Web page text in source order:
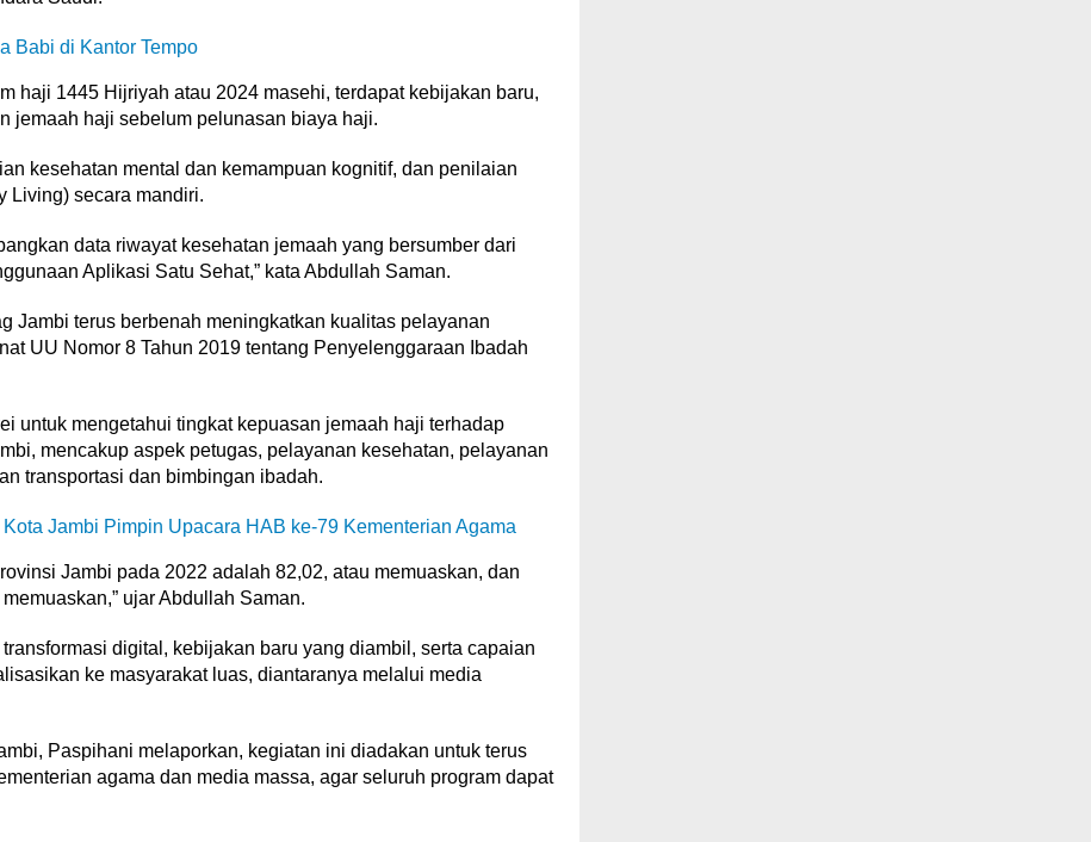
Babi di Kantor Tempo
haji 1445 Hijriyah atau 2024 masehi, terdapat kebijakan baru,
jemaah haji sebelum pelunasan biaya haji.
kesehatan mental dan kemampuan kognitif, dan penilaian
Living) secara mandiri.
data riwayat kesehatan jemaah yang bersumber dari
Aplikasi Satu Sehat,” kata Abdullah Saman.
Jambi terus berbenah meningkatkan kualitas pelayanan
UU Nomor 8 Tahun 2019 tentang Penyelenggaraan Ibadah
untuk mengetahui tingkat kepuasan jemaah haji terhadap
mencakup aspek petugas, pelayanan kesehatan, pelayanan
transportasi dan bimbingan ibadah.
Jambi Pimpin Upacara HAB ke-79 Kementerian Agama
Jambi pada 2022 adalah 82,02, atau memuaskan, dan
ujar Abdullah Saman.
digital, kebijakan baru yang diambil, serta capaian
ke masyarakat luas, diantaranya melalui media
Paspihani melaporkan, kegiatan ini diadakan untuk terus
agama dan media massa, agar seluruh program dapat